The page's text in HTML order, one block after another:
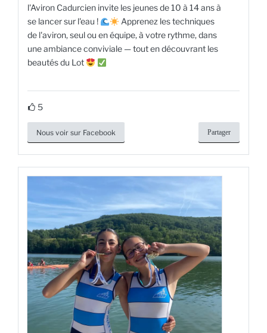
l'Aviron Cadurcien invite les jeunes de 10 à 14 ans à
se lancer sur l'eau !
Apprenez les techniques
de l'aviron, seul ou en équipe, à votre rythme, dans
une ambiance conviviale — tout en découvrant les
beautés du Lot
5
Nous voir sur Facebook Partager